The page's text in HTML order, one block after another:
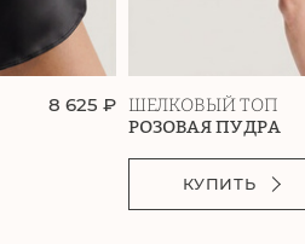
8 625 ₽
ШЕЛКОВЫЙ ТОП
РОЗОВАЯ ПУДРА
КУПИТЬ